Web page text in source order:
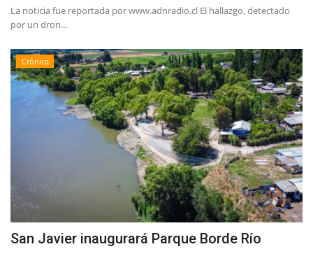
La noticia fue reportada por www.adnradio.cl El hallazgo, detectado
por un dron...
Crónica
San Javier inaugurará Parque Borde Río